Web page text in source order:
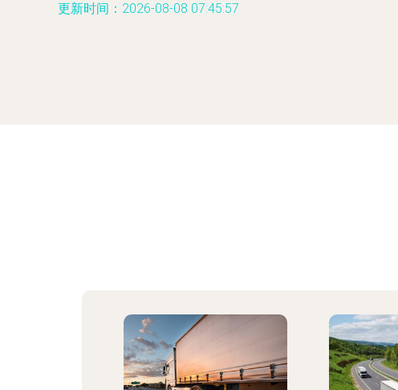
更新时间：2026-08-08 07:45:57